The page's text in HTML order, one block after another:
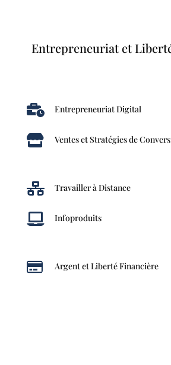
Entrepreneuriat et
 Entrepreneuriat Digital
 Ventes et Stratégies de
 Travailler à Distance
 Infoproduits
 Argent et Liberté Financière